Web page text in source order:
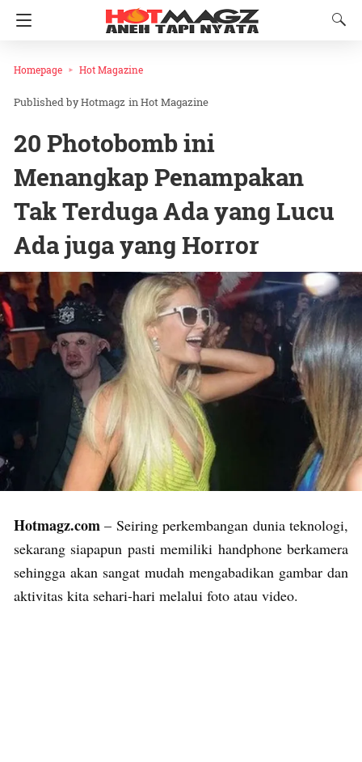
Homepage Hot Magazine
Hotmagz inHot Magazine
20 Photobomb ini
Menangkap Penampakan
Tak Terduga Ada yang Lucu
Ada juga yang Horror
Hotmagz.com – Seiring perkembangan dunia teknologi,
sekarang siapapun pasti memiliki handphone berkamera
sehingga akan sangat mudah mengabadikan gambar dan
aktivitas kita sehari-hari melalui foto atau video.